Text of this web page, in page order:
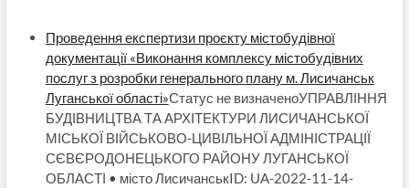
Проведення експертизи проєкту містобудівної
документації «Виконання комплексу містобудівних
послуг з розробки генерального плану м. Лисичанськ
Луганської області»Статус не визначеноУПРАВЛІННЯ
БУДІВНИЦТВА ТА АРХІТЕКТУРИ ЛИСИЧАНСЬКОЇ
МІСЬКОЇ ВІЙСЬКОВО-ЦИВІЛЬНОЇ АДМІНІСТРАЦІЇ
СЄВЄРОДОНЕЦЬКОГО РАЙОНУ ЛУГАНСЬКОЇ
ОБЛАСТІ • місто ЛисичанськID: UA-2022-11-14-